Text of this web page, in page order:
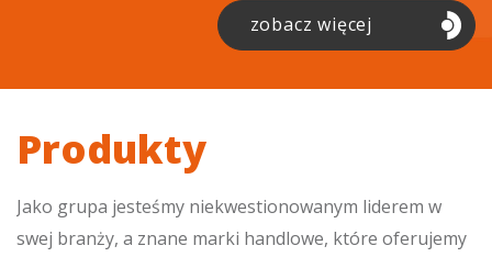
zobacz więcej
Produkty
Jako grupa jesteśmy niekwestionowanym liderem w
swej branży, a znane marki handlowe, które oferujemy